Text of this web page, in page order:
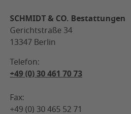
SCHMIDT & CO. Bestattungen
Gerichtstraße 34
13347 Berlin
Telefon:
+49 (0) 30 461 70 73
Fax:
+49 (0) 30 465 52 71